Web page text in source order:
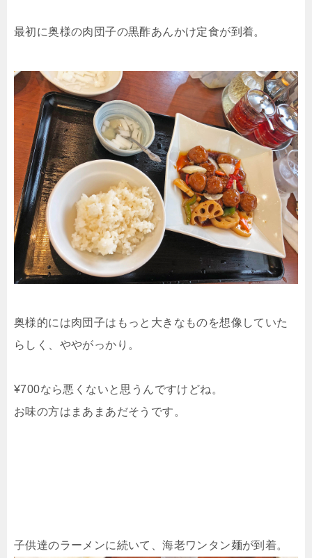
最初に奥様の肉団子の黒酢あんかけ定食が到着。
奥様的には肉団子はもっと大きなものを想像していた
らしく、ややがっかり。
¥700なら悪くないと思うんですけどね。
お味の方はまあまあだそうです。
子供達のラーメンに続いて、海老ワンタン麺が到着。